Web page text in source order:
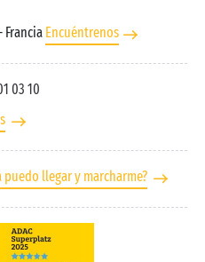
Francia Encuéntrenos
03 10
puedo llegar y marcharme?